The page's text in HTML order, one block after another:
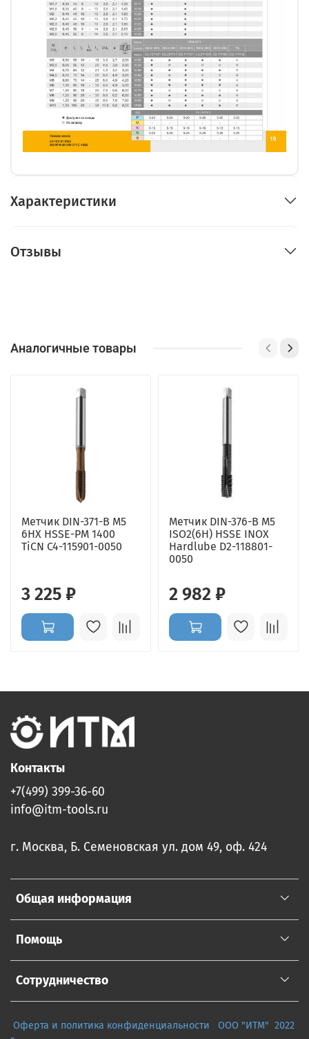
Характеристики
Отзывы
Аналогичные товары
Метчик DIN-371-B M5
6HX HSSE-PM 1400
TiCN C4-115901-0050
3 225 ₽
Метчик DIN-376-B M5
ISO2(6H) HSSE INOX
Hardlube D2-118801-
0050
2 982 ₽
Общая информация
Помощь
Сотрудничество
Контакты
+7(499) 399-36-60
info@itm-tools.ru
г. Москва, Б. Семеновская ул. дом 49, оф. 424
Оферта и политика конфиденциальности
ООО "ИТМ" 2022